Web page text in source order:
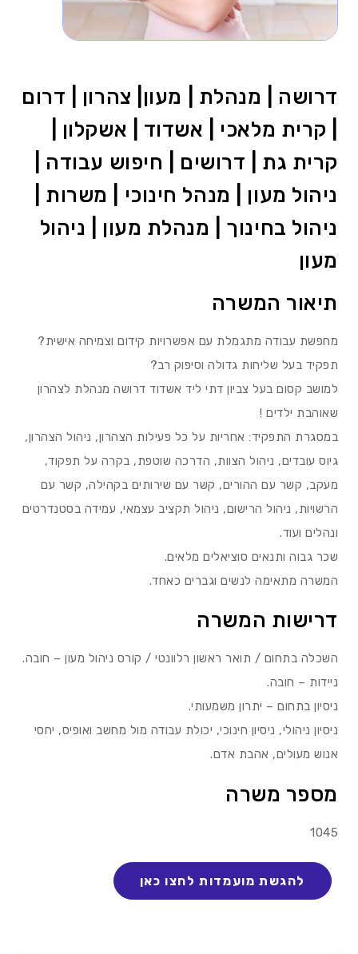
דרושה | מנהלת | מעון| צהרון | דרום
| קרית מלאכי | אשדוד | אשקלון |
קרית גת | דרושים | חיפוש עבודה |
ניהול מעון | מנהל חינוכי | משרות |
ניהול בחינוך | מנהלת מעון | ניהול
מעון
תיאור המשרה
מחפשת עבודה מתגמלת עם אפשרויות קידום וצמיחה אישית?
תפקיד בעל שליחות גדולה וסיפוק רב?
למושב קסום בעל צביון דתי ליד אשדוד דרושה מנהלת לצהרון
שאוהבת ילדים !
במסגרת התפקיד: אחריות על כל פעילות הצהרון, ניהול הצהרון,
גיוס עובדים, ניהול הצוות, הדרכה שוטפת, בקרה על תפקוד,
מעקב, קשר עם ההורים, קשר עם שירותים בקהילה, קשר עם
הרשויות, ניהול הרישום, ניהול תקציב עצמאי, עמידה בסטנדרטים
ונהלים ועוד.
שכר גבוה ותנאים סוציאלים מלאים.
המשרה מתאימה לנשים וגברים כאחד.
דרישות המשרה
השכלה בתחום / תואר ראשון רלוונטי / קורס ניהול מעון – חובה.
ניידות – חובה.
ניסיון בתחום – יתרון משמעותי.
ניסיון ניהולי, ניסיון חינוכי, יכולת עבודה מול מחשב ואופיס, יחסי
אנוש מעולים, אהבת אדם.
מספר משרה
1045